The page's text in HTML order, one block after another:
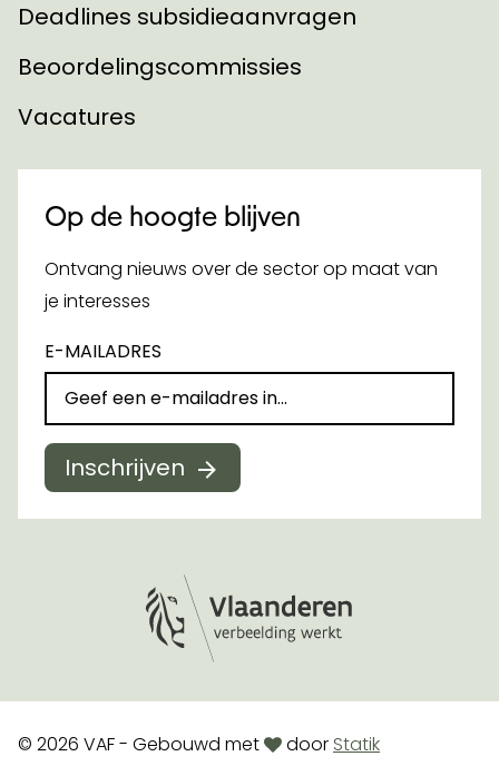
Deadlines subsidieaanvragen
Beoordelingscommissies
Vacatures
Op de hoogte blijven
Ontvang nieuws over de sector op maat van
je interesses
E-MAILADRES
Inschrijven
© 2026 VAF - Gebouwd metlovedoor Statik